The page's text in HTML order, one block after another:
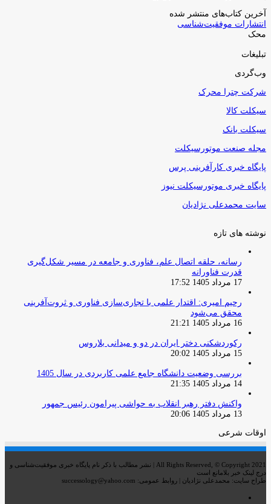
آخرین کتاب‌های منتشر شده
انتشارات موفقیت‌شناسی
محک
تبلیغات
وب‌گردی
شرکت چترا محرک
سیکلت کالا
سیکلت بانک
مجله صنعت موتورسیکلت
پایگاه خبری کارآفرینی پرس
پایگاه خبری موتورسیکلت نیوز
سایت محمدعلی نژادیان
نوشته های تازه
رسانه، حلقه اتصال علم، فناوری و جامعه در مسیر شکل‌گیری
قدرت فناورانه
17 مرداد 1405 17:52
رحیم امیری: اقتدار علمی با تجاری‌سازی فناوری و ثروت‌آفرینی
محقق می‌شود
16 مرداد 1405 21:21
رکوردشکنی دختر ایران در دو و میدانی بلاروس
15 مرداد 1405 20:02
بررسی وضعیت دانشگاه جامع علمی کاربردی در سال 1405
14 مرداد 1405 21:35
واکنش دفتر رهبر انقلاب به حواشی پیرامون رئیس جمهور
13 مرداد 1405 20:06
اوقات شرعی
All Rights Reserved, © Copyright 2021 | نشر مطالب با ذکر نام پایگاه خبری موفقیت‌شناسی و
درج لینک خبر بلامانع است
طراح سایت: محمدعلی نژادیان | روابط عمومی: successology@yahoo.com